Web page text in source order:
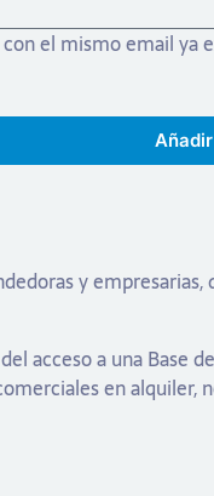
el mismo email
Añadir
y
acceso a una
en alquiler,